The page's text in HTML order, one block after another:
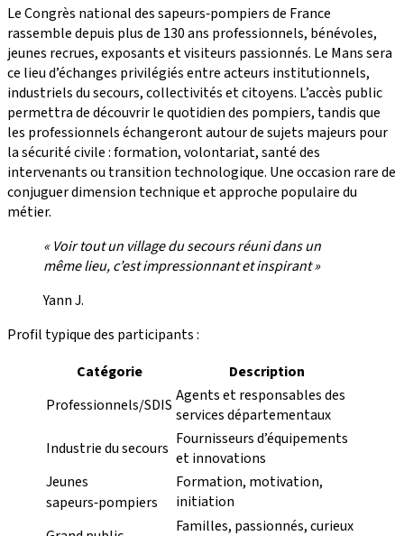
Le Congrès national des sapeurs‑pompiers de France
rassemble depuis plus de 130 ans professionnels, bénévoles,
jeunes recrues, exposants et visiteurs passionnés. Le Mans sera
ce lieu d’échanges privilégiés entre acteurs institutionnels,
industriels du secours, collectivités et citoyens. L’accès public
permettra de découvrir le quotidien des pompiers, tandis que
les professionnels échangeront autour de sujets majeurs pour
la sécurité civile : formation, volontariat, santé des
intervenants ou transition technologique. Une occasion rare de
conjuguer dimension technique et approche populaire du
métier.
« Voir tout un village du secours réuni dans un
même lieu, c’est impressionnant et inspirant »
Yann J.
Profil typique des participants :
Catégorie
Description
Professionnels/SDIS Agents et responsables des
services départementaux
Industrie du secours Fournisseurs d’équipements
et innovations
Jeunes
sapeurs‑pompiers
Formation, motivation,
initiation
Familles, passionnés, curieux